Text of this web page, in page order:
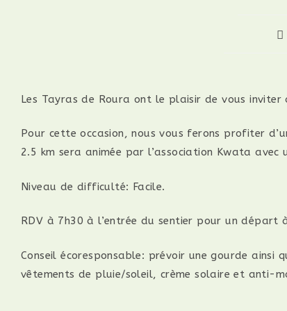
Les Tayras de Roura ont le plaisir de vous
Pour cette occasion, nous vous ferons profiter
2.5 km sera animée par l’association Kwata avec
Niveau de difficulté: Facile.
RDV à 7h30 à l’entrée du sentier pour un départ
Conseil écoresponsable: prévoir une gourde ainsi
vêtements de pluie/soleil, crème solaire et anti-